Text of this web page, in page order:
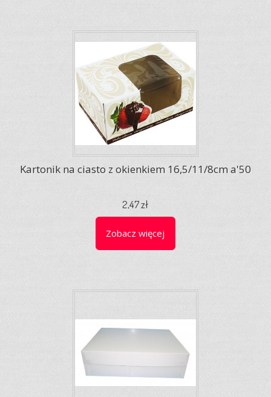
Kartonik na ciasto z okienkiem 16,5/11/8cm a'50
2,47 zł
Zobacz więcej